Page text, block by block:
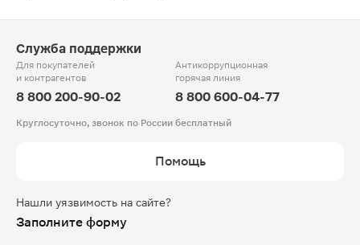
Служба поддержки
Для покупателей
и контрагентов
8 800 200-90-02
Антикоррупционная
горячая линия
8 800 600-04-77
Круглосуточно, звонок по России бесплатный
Помощь
Нашли уязвимость на сайте?
Заполните форму